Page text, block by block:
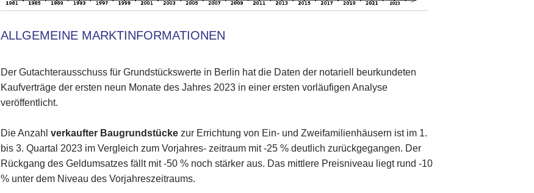
ALLGEMEINE MARKTINFORMATIONEN
Der Gutachterausschuss für Grundstückswerte in Berlin hat die Daten der notariell beurkundeten
Kaufverträge der ersten neun Monate des Jahres 2023 in einer ersten vorläufigen Analyse
veröffentlicht.
Die Anzahlverkaufter Baugrundstückezur Errichtung von Ein- und Zweifamilienhäusern ist im 1.
bis 3. Quartal 2023 im Vergleich zum Vorjahres- zeitraum mit -25 % deutlich zurückgegangen. Der
Rückgang des Geldumsatzes fällt mit -50 % noch stärker aus. Das mittlere Preisniveau liegt rund -10
% unter dem Niveau des Vorjahreszeitraums.